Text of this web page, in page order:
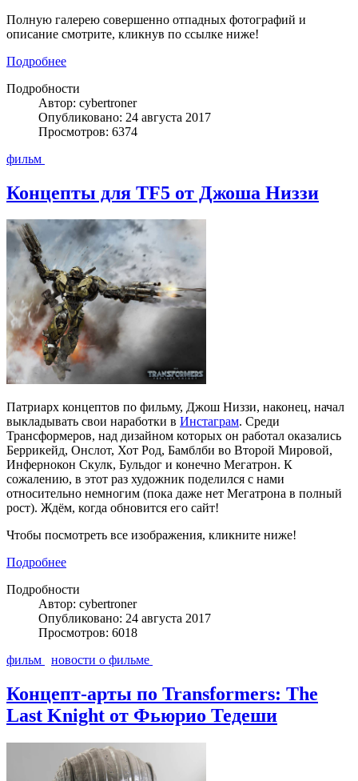
Полную галерею совершенно отпадных фотографий и
описание смотрите, кликнув по ссылке ниже!
Подробнее
Подробности
Автор: cybertroner
Опубликовано: 24 августа 2017
Просмотров: 6374
фильм
Концепты для TF5 от Джоша Низзи
Патриарх концептов по фильму, Джош Низзи, наконец, начал
выкладывать свои наработки в Инстаграм. Среди
Трансформеров, над дизайном которых он работал оказались
Беррикейд, Онслот, Хот Род, Бамблби во Второй Мировой,
Инфернокон Скулк, Бульдог и конечно Мегатрон. К
сожалению, в этот раз художник поделился с нами
относительно немногим (пока даже нет Мегатрона в полный
рост). Ждём, когда обновится его сайт!
Чтобы посмотреть все изображения, кликните ниже!
Подробнее
Подробности
Автор: cybertroner
Опубликовано: 24 августа 2017
Просмотров: 6018
фильм
новости о фильме
Концепт-арты по Transformers: The
Last Knight от Фьюрио Тедеши